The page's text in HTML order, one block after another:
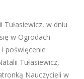
w dniu
w Ogrodach
poświęcenie
Tułasiewicz,
Nauczycieli w